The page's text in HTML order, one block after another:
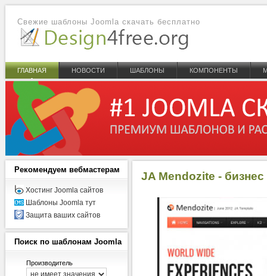
Свежие шаблоны Joomla скачать бесплатно
ГЛАВНАЯ НОВОСТИ ШАБЛОНЫ КОМПОНЕНТЫ
JA Mendozite -
Рекомендуем вебмастерам
Хостинг Joomla сайтов
Шаблоны Joomla тут
Защита ваших сайтов
Поиск по шаблонам Joomla
Производитель